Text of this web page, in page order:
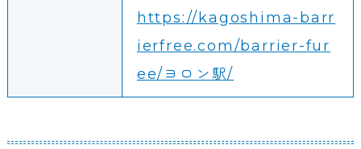
https://kagoshima-barr
ierfree.com/barrier-fur
ee/ヨロン駅/